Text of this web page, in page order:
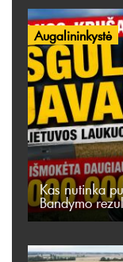
Augalininkystė
Kas nutinka
Bandymo